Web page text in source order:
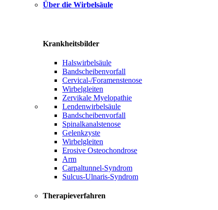
Über die Wirbelsäule
Krankheitsbilder
Halswirbelsäule
Bandscheibenvorfall
Cervical-/Foramenstenose
Wirbelgleiten
Zervikale Myelopathie
Lendenwirbelsäule
Bandscheibenvorfall
Spinalkanalstenose
Gelenkzyste
Wirbelgleiten
Erosive Osteochondrose
Arm
Carpaltunnel-Syndrom
Sulcus-Ulnaris-Syndrom
Therapieverfahren